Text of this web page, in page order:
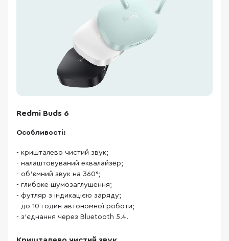
Redmi Buds 6
Особливості:
- кришталево чистий звук;
- налаштовуваний еквалайзер;
- об'ємний звук на 360°;
- глибоке шумозаглушення;
- футляр з індикацією заряду;
- до 10 годин автономної роботи;
- з'єднання через Bluetooth 5.4.